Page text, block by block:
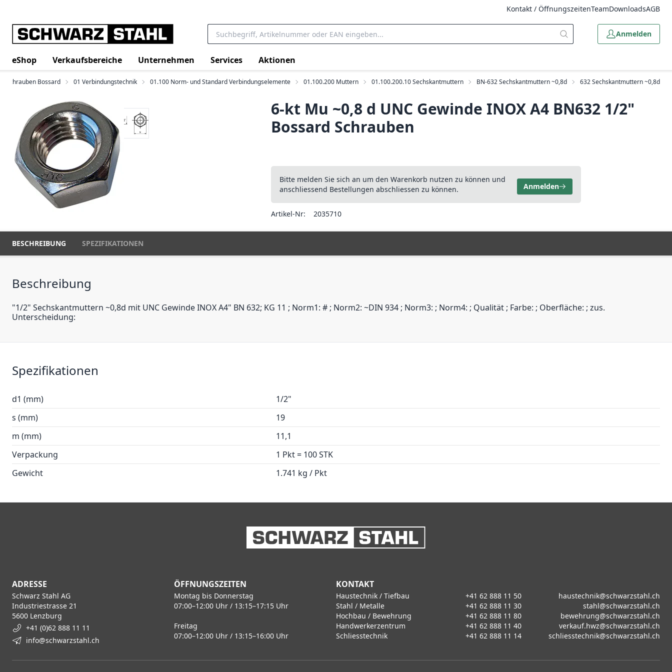
Kontakt / ÖffnungszeitenTeamDownloadsAGB
Anmelden
eShop Verkaufsbereiche Unternehmen Services Aktionen
Schrauben Bossard 01 Verbindungstechnik 01.100 Norm- und Standard Verbindungselemente 01.100.200 Muttern 01.100.200.10 Sechskantmuttern BN-632 Sechskantmuttern ~0,8d 632 Sechskantmuttern ~0,8d
6-kt Mu ~0,8 d UNC Gewinde INOX A4 BN632 1/2"
Bossard Schrauben
Bitte melden Sie sich an um den Warenkorb nutzen zu können und
anschliessend Bestellungen abschliessen zu können.
Anmelden
Artikel-Nr: 2035710
BESCHREIBUNG SPEZIFIKATIONEN
Beschreibung
"1/2" Sechskantmuttern ~0,8d mit UNC Gewinde INOX A4" BN 632; KG 11 ; Norm1: # ; Norm2: ~DIN 934 ; Norm3: ; Norm4: ; Qualität ; Farbe: ; Oberfläche: ; zus.
Unterscheidung:
Spezifikationen
d1 (mm)
1/2"
s (mm)
19
m (mm)
11,1
Verpackung
1 Pkt = 100 STK
Gewicht
1.741 kg / Pkt
ADRESSE
Schwarz Stahl AG
Industriestrasse 21
5600 Lenzburg
+41 (0)62 888 11 11
info@schwarzstahl.ch
ÖFFNUNGSZEITEN
Montag bis Donnerstag
07:00–12:00 Uhr / 13:15–17:15 Uhr
Freitag
07:00–12:00 Uhr / 13:15–16:00 Uhr
KONTAKT
Haustechnik / Tiefbau +41 62 888 11 50
haustechnik@schwarzstahl.ch
Stahl / Metalle
+41 62 888 11 30
stahl@schwarzstahl.ch
Hochbau / Bewehrung
+41 62 888 11 80
bewehrung@schwarzstahl.ch
Handwerkerzentrum
+41 62 888 11 40
verkauf.hwz@schwarzstahl.ch
Schliesstechnik
+41 62 888 11 14 schliesstechnik@schwarzstahl.ch